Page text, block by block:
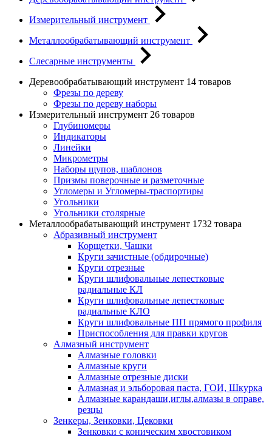
Измерительный инструмент
Металлообрабатывающий инструмент
Слесарные инструменты
Деревообрабатывающий инструмент 14 товаров
Фрезы по дереву
Фрезы по дереву наборы
Измерительный инструмент 26 товаров
Глубиномеры
Индикаторы
Линейки
Микрометры
Наборы щупов, шаблонов
Призмы поверочные и разметочные
Угломеры и Угломеры-траспортиры
Угольники
Угольники столярные
Металлообрабатывающий инструмент 1732 товара
Абразивный инструмент
Корщетки, Чашки
Круги зачистные (обдирочные)
Круги отрезные
Круги шлифовальные лепестковые
радиальные КЛ
Круги шлифовальные лепестковые
радиальные КЛО
Круги шлифовальные ПП прямого профиля
Приспособления для правки кругов
Алмазный инструмент
Алмазные головки
Алмазные круги
Алмазные отрезные диски
Алмазная и эльборовая паста, ГОИ, Шкурка
Алмазные карандаши,иглы,алмазы в оправе,
резцы
Зенкеры, Зенковки, Цековки
Зенковки с коническим хвостовиком